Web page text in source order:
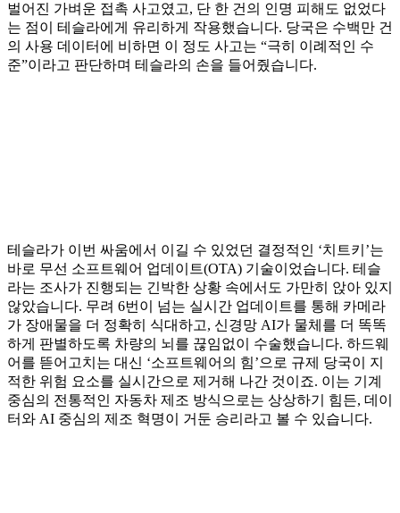
벌어진 가벼운 접촉 사고였고, 단 한 건의 인명 피해도 없었다
는 점이 테슬라에게 유리하게 작용했습니다. 당국은 수백만 건
의 사용 데이터에 비하면 이 정도 사고는 “극히 이례적인 수
준”이라고 판단하며 테슬라의 손을 들어줬습니다.
테슬라가 이번 싸움에서 이길 수 있었던 결정적인 ‘치트키’는
바로 무선 소프트웨어 업데이트(OTA) 기술이었습니다. 테슬
라는 조사가 진행되는 긴박한 상황 속에서도 가만히 앉아 있지
않았습니다. 무려 6번이 넘는 실시간 업데이트를 통해 카메라
가 장애물을 더 정확히 식대하고, 신경망 AI가 물체를 더 똑똑
하게 판별하도록 차량의 뇌를 끊임없이 수술했습니다. 하드웨
어를 뜯어고치는 대신 ‘소프트웨어의 힘’으로 규제 당국이 지
적한 위험 요소를 실시간으로 제거해 나간 것이죠. 이는 기계
중심의 전통적인 자동차 제조 방식으로는 상상하기 힘든, 데이
터와 AI 중심의 제조 혁명이 거둔 승리라고 볼 수 있습니다.